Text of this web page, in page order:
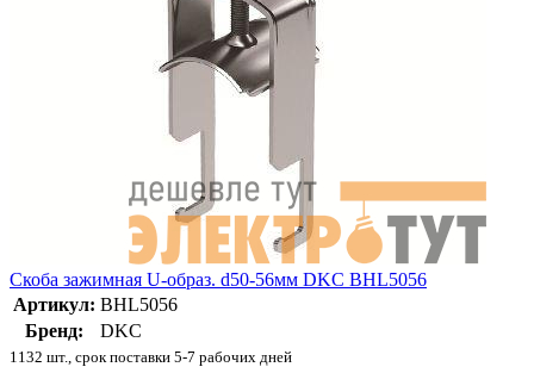
Скоба зажимная U-образ. d50-56мм DKC BHL5056
Артикул: BHL5056
Бренд:
DKC
1132 шт., срок поставки 5-7 рабочих дней